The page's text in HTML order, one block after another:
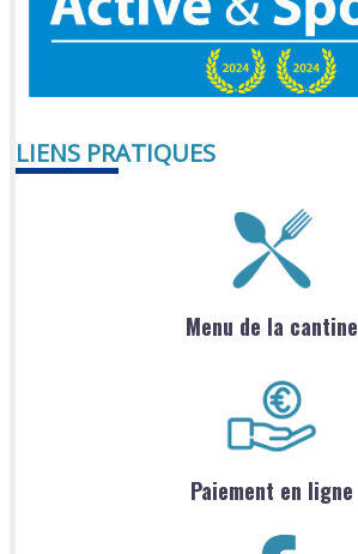
LIENS PRATIQUES
Menu de la cantine
Paiement en ligne